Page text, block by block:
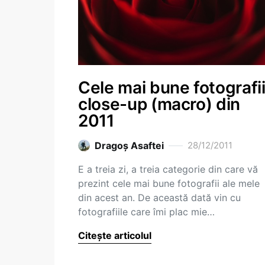
Cele mai bune fotografii
close-up (macro) din
2011
Dragoş Asaftei 28/12/2011
E a treia zi, a treia categorie din care vă
prezint cele mai bune fotografii ale mele
din acest an. De această dată vin cu
fotografiile care îmi plac mie…
Citește articolul